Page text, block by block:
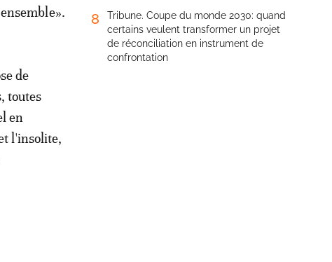
de
toutes
en
l'insolite,
8
Tribune. Coupe du monde 2030: quand
certains veulent transformer un projet
de réconciliation en instrument de
confrontation